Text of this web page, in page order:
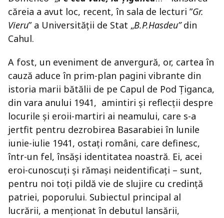
căreia a avut loc, recent, în sala de lecturi ”Gr.
Vieru” a Universității de Stat „B.P.Hasdeu”din
Cahul.
A fost, un eveniment de anvergură, or, cartea în
cauză aduce în prim-plan pagini vibrante din
istoria marii bătălii de pe Capul de Pod Țiganca,
din vara anului 1941, amintiri și reflecții despre
locurile și eroii-martiri ai neamului, care s-a
jertfit pentru dezrobirea Basarabiei în lunile
iunie-iulie 1941, ostați români, care definesc,
într-un fel, însăși identitatea noastră. Ei, acei
eroi-cunoscuți și rămași neidentificați – sunt,
pentru noi toți pildă vie de slujire cu credință
patriei, poporului. Subiectul principal al
lucrării, a menționat în debutul lansării,